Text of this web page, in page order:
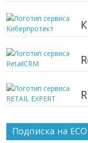
Подписка на